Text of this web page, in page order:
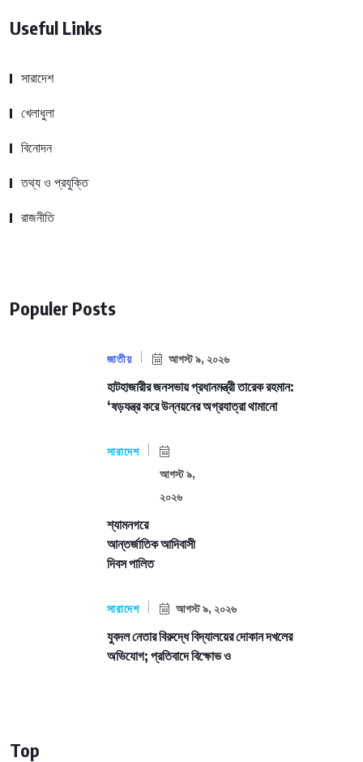
Useful Links
সারাদেশ
খেলাধুলা
বিনোদন
তথ্য ও প্রযুক্তি
রাজনীতি
Populer Posts
জাতীয় আগস্ট ৯, ২০২৬
হাটহাজারীর জনসভায় প্রধানমন্ত্রী তারেক রহমান:
‘ষড়যন্ত্র করে উন্নয়নের অগ্রযাত্রা থামানো
সারাদেশ
আগস্ট ৯,
২০২৬
শ্যামনগরে
আন্তর্জাতিক আদিবাসী
দিবস পালিত
সারাদেশ আগস্ট ৯, ২০২৬
যুবদল নেতার বিরুদ্ধে বিদ্যালয়ের দোকান দখলের
অভিযোগ; প্রতিবাদে বিক্ষোভ ও
Top